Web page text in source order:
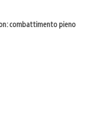
combattimento pieno